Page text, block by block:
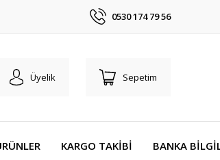
0530 174 79 56
Üyelik Sepetim
KARGO TAKİBİ BANKA